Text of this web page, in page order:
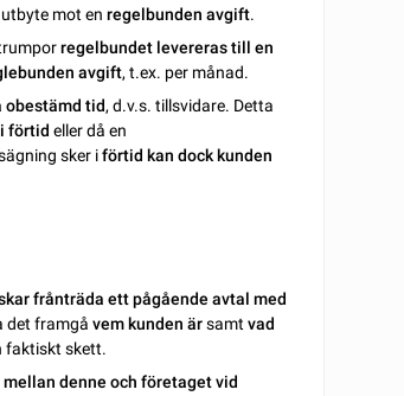
utbyte mot enregelbunden avgift.
regelbundet levereras till en
avgift, t.ex. per månad.
obestämd tid, d.v.s. tillsvidare. Detta
i förtideller då en
sker iförtid kan dock kunden
frånträda ett pågående avtal med
det framgåvem kunden ärsamtvad
faktiskt skett.
denne och företaget vid